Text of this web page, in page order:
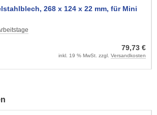
268 x 124 x 22 mm, für Mini
79,73 €
inkl. 19 % MwSt. zzgl. Versandkosten